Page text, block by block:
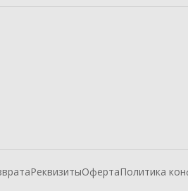
РеквизитыОфертаПолитика